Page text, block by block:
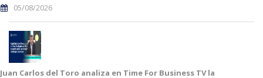
05/08/2026
Juan Carlos del Toro analiza en Time For Business TV la